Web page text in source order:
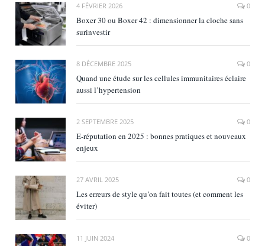
4 FÉVRIER 2026 0
Boxer 30 ou Boxer 42 : dimensionner la cloche sans
surinvestir
8 DÉCEMBRE 2025 0
Quand une étude sur les cellules immunitaires éclaire
aussi l’hypertension
2 SEPTEMBRE 2025 0
E‑réputation en 2025 : bonnes pratiques et nouveaux
enjeux
27 AVRIL 2025 0
Les erreurs de style qu’on fait toutes (et comment les
éviter)
11 JUIN 2024 0